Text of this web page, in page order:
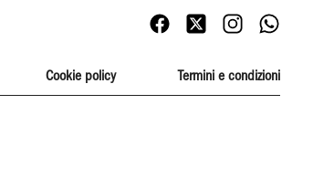
Cookie policy Termini e condizioni